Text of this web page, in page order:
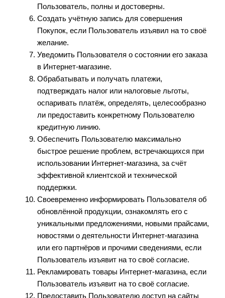
Пользователь, полны и достоверны.
Создать учётную запись для совершения
Покупок, если Пользователь изъявил на то своё
желание.
Уведомить Пользователя о состоянии его заказа
в Интернет-магазине.
Обрабатывать и получать платежи,
подтверждать налог или налоговые льготы,
оспаривать платёж, определять, целесообразно
ли предоставить конкретному Пользователю
кредитную линию.
Обеспечить Пользователю максимально
быстрое решение проблем, встречающихся при
использовании Интернет-магазина, за счёт
эффективной клиентской и технической
поддержки.
Своевременно информировать Пользователя об
обновлённой продукции, ознакомлять его с
уникальными предложениями, новыми прайсами,
новостями о деятельности Интернет-магазина
или его партнёров и прочими сведениями, если
Пользователь изъявит на то своё согласие.
Рекламировать товары Интернет-магазина, если
Пользователь изъявит на то своё согласие.
Предоставить Пользователю доступ на сайты